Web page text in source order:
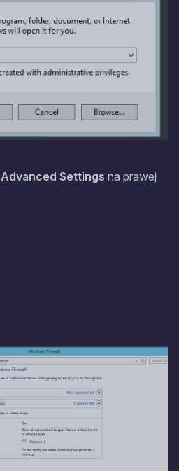
Advanced Settings na prawej